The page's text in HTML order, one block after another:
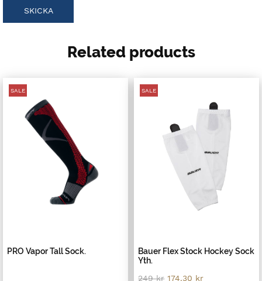
Related products
SALE
PRO Vapor Tall Sock.
SALE
Bauer Flex Stock Hockey Sock
Yth.
249kr Original
174.30 krCurrent